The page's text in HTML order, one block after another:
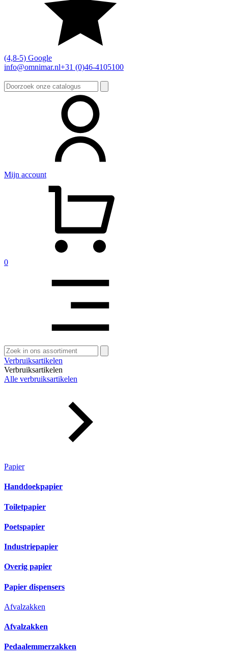
(4,8-5) Google
info@omnimar.nl+31 (0)46-4105100
Zoeken
naar:
Mijn account
0
Zoeken
naar:
Verbruiksartikelen
Verbruiksartikelen
Alle verbruiksartikelen
Papier
Handdoekpapier
Toiletpapier
Poetspapier
Industriepapier
Overig papier
Papier dispensers
Afvalzakken
Afvalzakken
Pedaalemmerzakken